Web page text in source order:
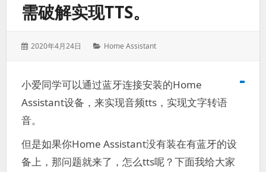
需破解实现TTS。
发
2020年4月24日
分
Home Assistant
小爱同学可以通过蓝牙连接安装的Home
Assistant设备，来实现音频tts，实现文字转语
音。
但是如果你Home Assistant没有装在有蓝牙的设
备上，那问题就来了，怎么tts呢？下面我给大家